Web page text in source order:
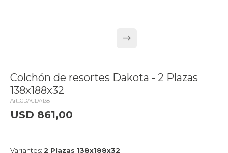
Colchón de resortes Dakota - 2 Plazas
138x188x32
CDACDA138
USD 861,00
Variantes: 2 Plazas 138x188x32